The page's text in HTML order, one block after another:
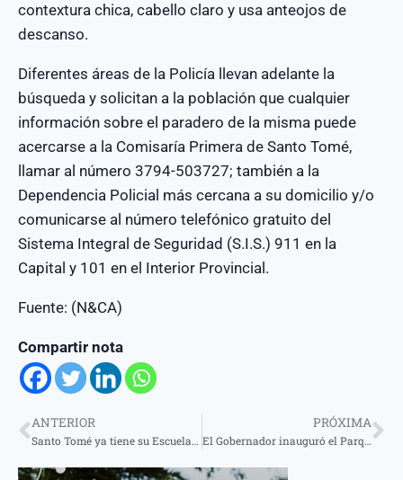
contextura chica, cabello claro y usa anteojos de
descanso.
Diferentes áreas de la Policía llevan adelante la
búsqueda y solicitan a la población que cualquier
información sobre el paradero de la misma puede
acercarse a la Comisaría Primera de Santo Tomé,
llamar al número 3794-503727; también a la
Dependencia Policial más cercana a su domicilio y/o
comunicarse al número telefónico gratuito del
Sistema Integral de Seguridad (S.I.S.) 911 en la
Capital y 101 en el Interior Provincial.
Fuente: (N&CA)
Compartir nota
ANTERIOR
Santo Tomé ya tiene su Escuela Regional de Árbitros de Fútbol
PRÓXIMA
El Gobernador inauguró el Parque Tecnológico de Corrientes, fruto de la cooperación entre Provincia y la UNNE